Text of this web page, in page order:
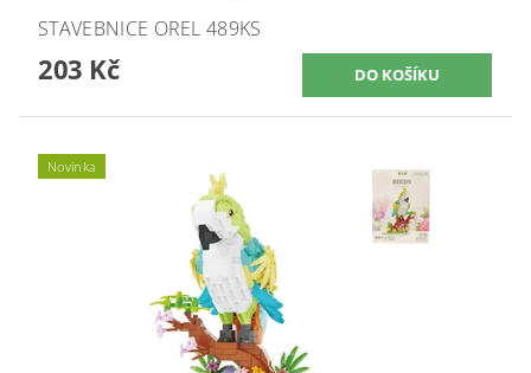
STAVEBNICE OREL 489KS
203 Kč
Novinka